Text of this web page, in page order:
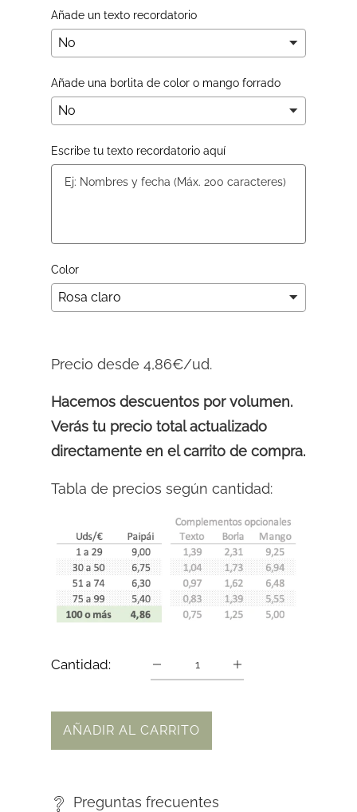
Añade un texto recordatorio
Añade una borlita de color o mango forrado
Escribe tu texto recordatorio aquí
Color
Precio desde 4,86€/ud.
Hacemos descuentos por volumen.
Verás tu precio total actualizado
directamente en el carrito de compra.
Tabla de precios según cantidad:
Cantidad:
AÑADIR AL CARRITO
Preguntas frecuentes